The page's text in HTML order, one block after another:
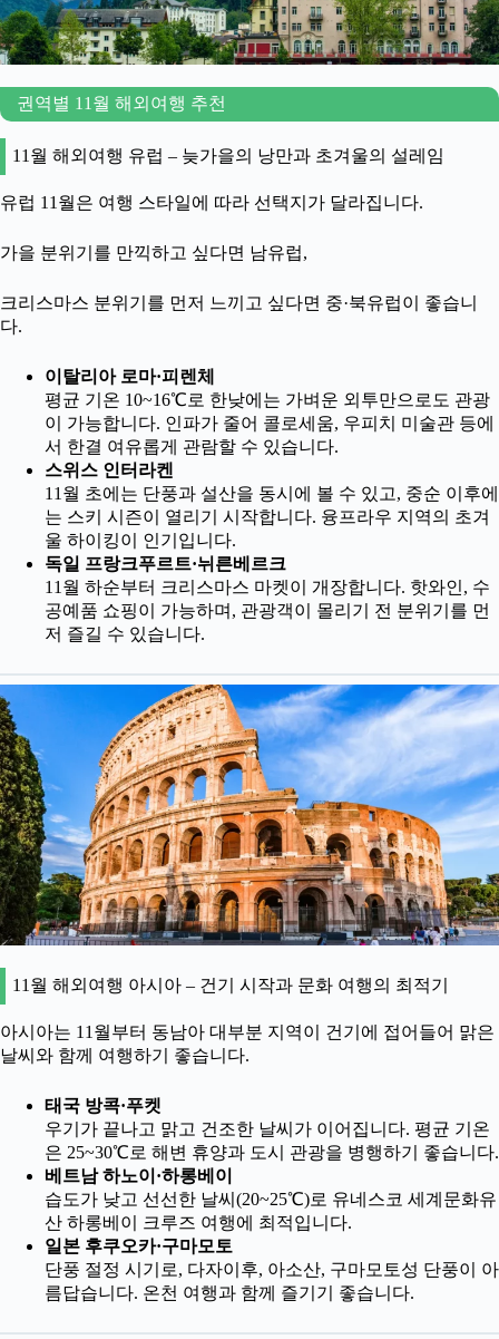
권역별 11월 해외여행 추천
11월 해외여행 유럽 – 늦가을의 낭만과 초겨울의 설레임
유럽 11월은 여행 스타일에 따라 선택지가 달라집니다.
가을 분위기를 만끽하고 싶다면 남유럽,
크리스마스 분위기를 먼저 느끼고 싶다면 중·북유럽이 좋습니
다.
이탈리아 로마·피렌체
평균 기온 10~16℃로 한낮에는 가벼운 외투만으로도 관광
이 가능합니다. 인파가 줄어 콜로세움, 우피치 미술관 등에
서 한결 여유롭게 관람할 수 있습니다.
스위스 인터라켄
11월 초에는 단풍과 설산을 동시에 볼 수 있고, 중순 이후에
는 스키 시즌이 열리기 시작합니다. 융프라우 지역의 초겨
울 하이킹이 인기입니다.
독일 프랑크푸르트·뉘른베르크
11월 하순부터 크리스마스 마켓이 개장합니다. 핫와인, 수
공예품 쇼핑이 가능하며, 관광객이 몰리기 전 분위기를 먼
저 즐길 수 있습니다.
11월 해외여행 아시아 – 건기 시작과 문화 여행의 최적기
아시아는 11월부터 동남아 대부분 지역이 건기에 접어들어 맑은
날씨와 함께 여행하기 좋습니다.
태국 방콕·푸켓
우기가 끝나고 맑고 건조한 날씨가 이어집니다. 평균 기온
은 25~30℃로 해변 휴양과 도시 관광을 병행하기 좋습니다.
베트남 하노이·하롱베이
습도가 낮고 선선한 날씨(20~25℃)로 유네스코 세계문화유
산 하롱베이 크루즈 여행에 최적입니다.
일본 후쿠오카·구마모토
단풍 절정 시기로, 다자이후, 아소산, 구마모토성 단풍이 아
름답습니다. 온천 여행과 함께 즐기기 좋습니다.